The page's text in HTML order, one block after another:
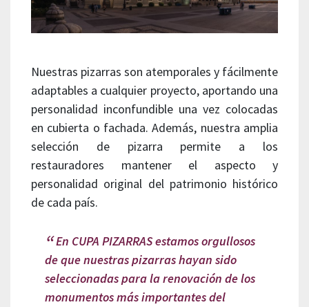
Nuestras pizarras son atemporales y fácilmente
adaptables a cualquier proyecto, aportando una
personalidad inconfundible una vez colocadas
en cubierta o fachada. Además, nuestra amplia
selección de pizarra permite a los
restauradores mantener el aspecto y
personalidad original del patrimonio histórico
de cada país.
En CUPA PIZARRAS estamos orgullosos
de que nuestras pizarras hayan sido
seleccionadas para la renovación de los
monumentos más importantes del